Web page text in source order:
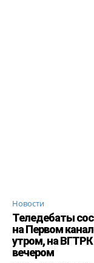
Новости
Теледебаты
на Первом
утром, на ВГТРК
вечером